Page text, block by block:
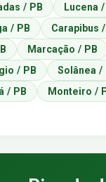
/ PB Lucena /
/ PB Carapibus
Marcação / PB
/ PB Solânea /
/ PB Monteiro /